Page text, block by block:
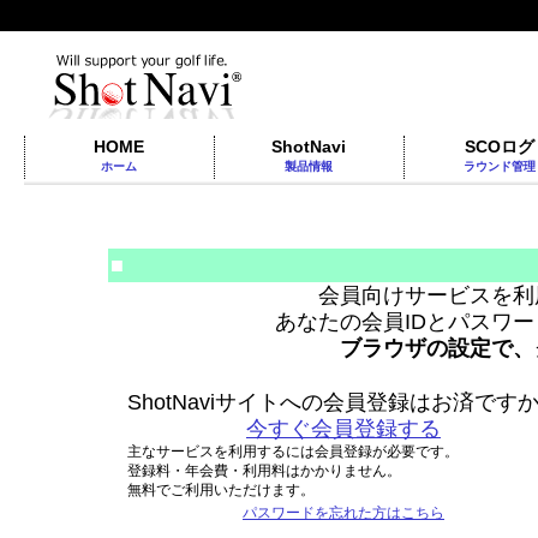
HOME
ホーム
ShotNavi
製品情報
SCOログ
ラウンド管理
■
会員向けサービスを
あなたの会員IDとパスワ
ブラウザの設定で
ShotNaviサイトへの会員登録はお済です
今すぐ会員登録する
主なサービスを利用するには会員登録が必要です。
登録料・年会費・利用料はかかりません。
無料でご利用いただけます。
パスワードを忘れた方はこちら